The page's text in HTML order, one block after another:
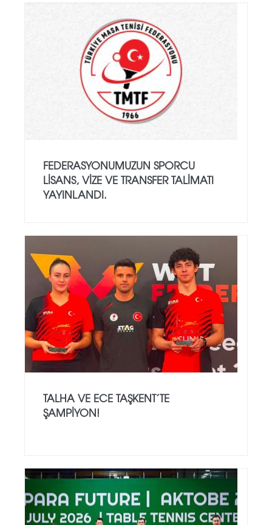
FEDERASYONUMUZUN SPORCU
LISANS, VIZE VE TRANSFER TALIMATI
YAYINLANDI.
TALHA VE ECE TAŞKENT’TE
ŞAMPIYON!